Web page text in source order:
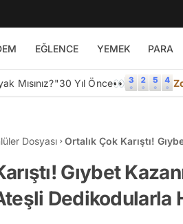
EĞLENCE YEMEK PARA
Mısınız?"30 Yıl Önce👀
Dosyası
Ortalık Çok Karıştı!
Gıybet
Dedikodularla